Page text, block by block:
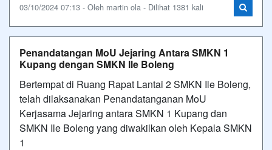
03/10/2024 07:13 - Oleh martin ola - Dilihat 1381 kali
Penandatangan MoU Jejaring Antara SMKN 1
Kupang dengan SMKN Ile Boleng
Bertempat di Ruang Rapat Lantai 2 SMKN Ile Boleng,
telah dilaksanakan Penandatanganan MoU
Kerjasama Jejaring antara SMKN 1 Kupang dan
SMKN Ile Boleng yang diwakilkan oleh Kepala SMKN
1